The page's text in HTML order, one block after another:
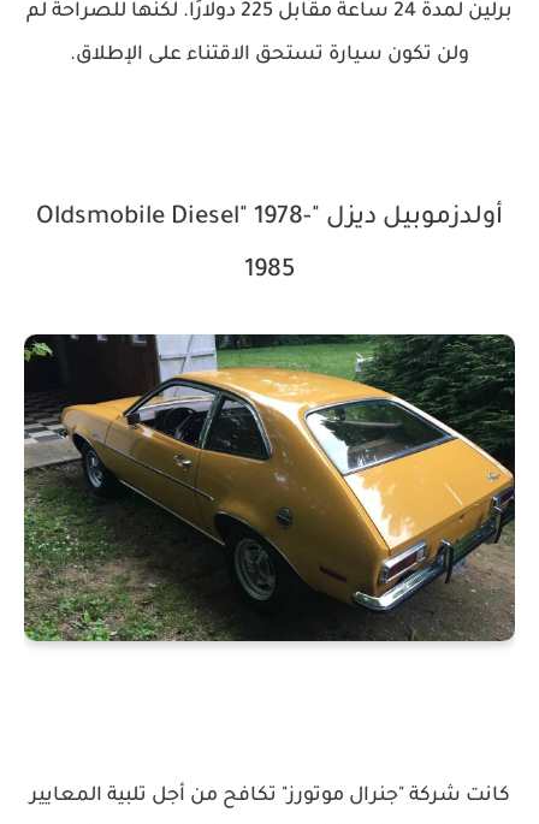
برلين لمدة 24 ساعة مقابل 225 دولارًا. لكنها للصراحة لم
ولن تكون سيارة تستحق الاقتناء على الإطلاق.
أولدزموبيل ديزل "Oldsmobile Diesel" 1978-
1985
كانت شركة "جنرال موتورز" تكافح من أجل تلبية المعايير